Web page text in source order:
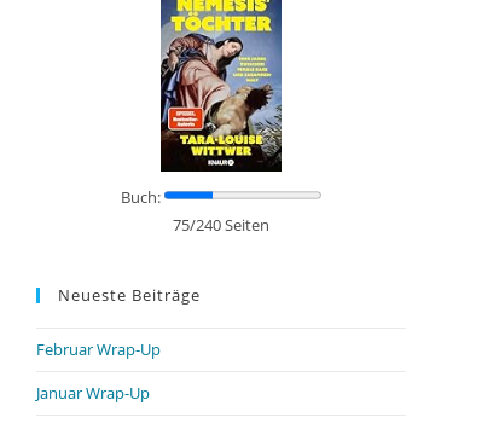
Buch:
75/240 Seiten
Neueste Beiträge
Februar Wrap-Up
Januar Wrap-Up